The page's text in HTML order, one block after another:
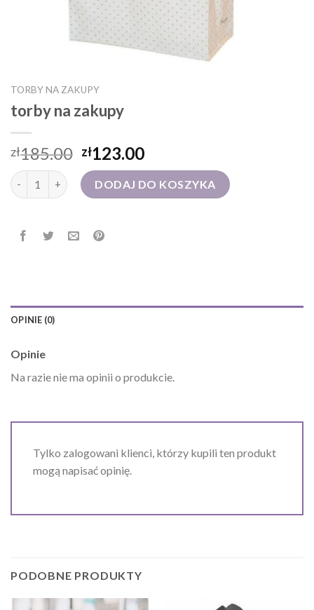
TORBY NA ZAKUPY
torby na zakupy
zł185.00 zł123.00
ilość torby na zakupyDODAJ DO KOSZYKA
OPINIE (0)
Opinie
Na razie nie ma opinii o produkcie.
Tylko zalogowani klienci, którzy kupili ten produkt
mogą napisać opinię.
PODOBNE PRODUKTY